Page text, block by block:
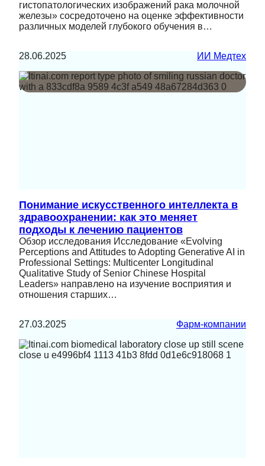
гистопатологических изображений рака молочной
железы» сосредоточено на оценке эффективности
различных моделей глубокого обучения в…
28.06.2025 ИИ Медтех
Понимание искусственного интеллекта в
здравоохранении: как это меняет
подходы к лечению пациентов
Обзор исследования Исследование «Evolving
Perceptions and Attitudes to Adopting Generative AI in
Professional Settings: Multicenter Longitudinal
Qualitative Study of Senior Chinese Hospital
Leaders» направлено на изучение восприятия и
отношения старших…
27.03.2025 Фарм-компании